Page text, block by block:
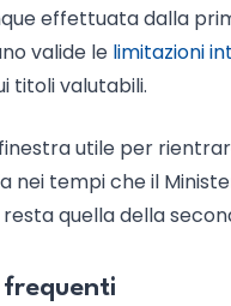
effettuata dalla
valide le limitazioni
titoli valutabili.
utile per
nei tempi che il
quella della
frequenti